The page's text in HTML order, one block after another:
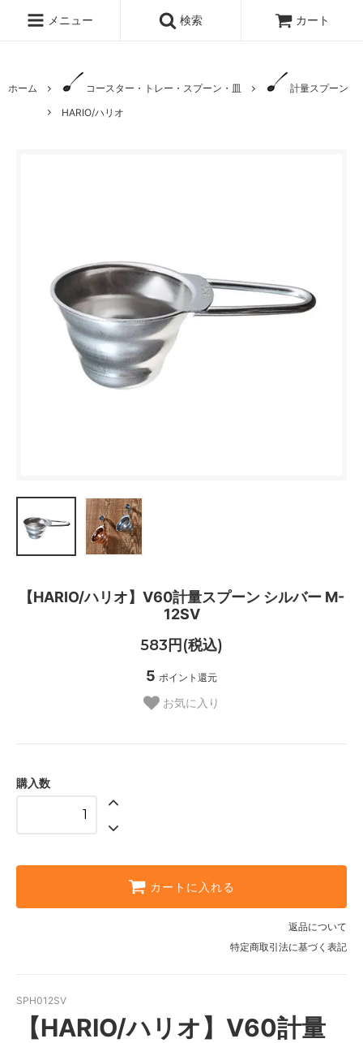
メニュー 検索 カート
ホーム コースター・トレー・スプーン・皿
計量スプーン
HARIO/ハリオ
【HARIO/ハリオ】V60計量スプーン シルバー M-
12SV
583円(税込)
5 ポイント還元
お気に入り
購入数
カートに入れる
返品について
特定商取引法に基づく表記
SPH012SV
【HARIO/ハリオ】V60計量